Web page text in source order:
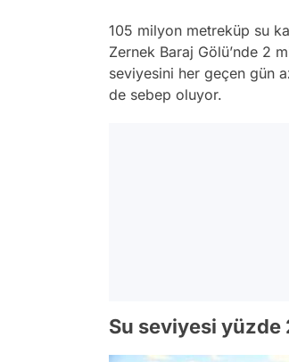
105 milyon metreküp su
Zernek Baraj Gölü’nde 2
seviyesini her geçen gün
de sebep oluyor.
Su seviyesi